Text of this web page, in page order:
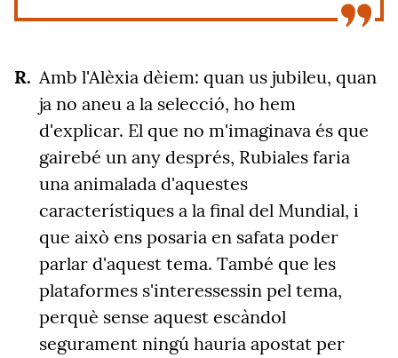
Amb l'Alèxia dèiem: quan us jubileu, quan
ja no aneu a la selecció, ho hem
d'explicar. El que no m'imaginava és que
gairebé un any després, Rubiales faria
una animalada d'aquestes
característiques a la final del Mundial, i
que això ens posaria en safata poder
parlar d'aquest tema. També que les
plataformes s'interessessin pel tema,
perquè sense aquest escàndol
segurament ningú hauria apostat per